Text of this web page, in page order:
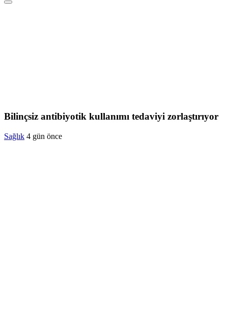
Bilinçsiz antibiyotik kullanımı tedaviyi zorlaştırıyor
Sağlık 4 gün önce